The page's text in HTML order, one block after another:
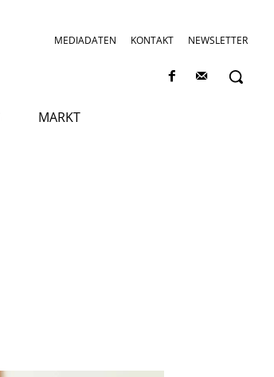
MEDIADATEN KONTAKT NEWSLETTER
MARKT